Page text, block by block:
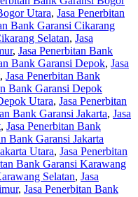
Utara, Jasa Penerbitan
Bank Garansi Cikarang
Selatan, Jasa
, Jasa Penerbitan Bank
Bank Garansi Depok, Jasa
, Jasa Penerbitan Bank
Bank Garansi Depok
Utara, Jasa Penerbitan
Bank Garansi Jakarta, Jasa
, Jasa Penerbitan Bank
Bank Garansi Jakarta
Utara, Jasa Penerbitan
Bank Garansi Karawang
Selatan, Jasa
, Jasa Penerbitan Bank